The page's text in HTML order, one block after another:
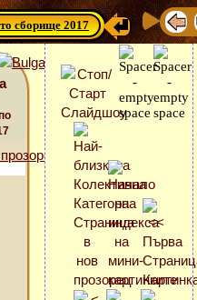
сборище 2017